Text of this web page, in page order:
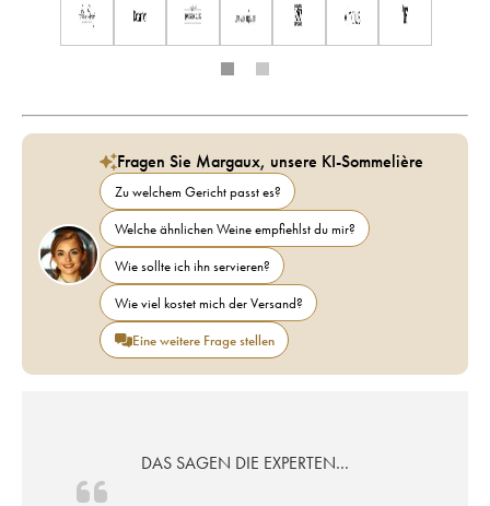
Fragen Sie Margaux, unsere KI-Sommelière
Zu welchem Gericht passt es?
Welche ähnlichen Weine empfiehlst du mir?
Wie sollte ich ihn servieren?
Wie viel kostet mich der Versand?
Eine weitere Frage stellen
DAS SAGEN DIE EXPERTEN…